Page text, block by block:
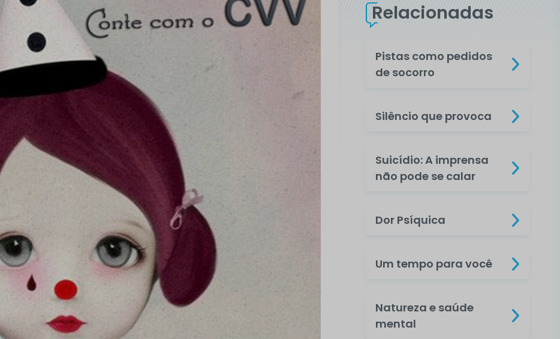
Relacionadas
Pistas como pedidos
de socorro
Silêncio que provoca
Suicídio: A imprensa
não pode se calar
Dor Psíquica
Um tempo para você
Natureza e saúde
mental